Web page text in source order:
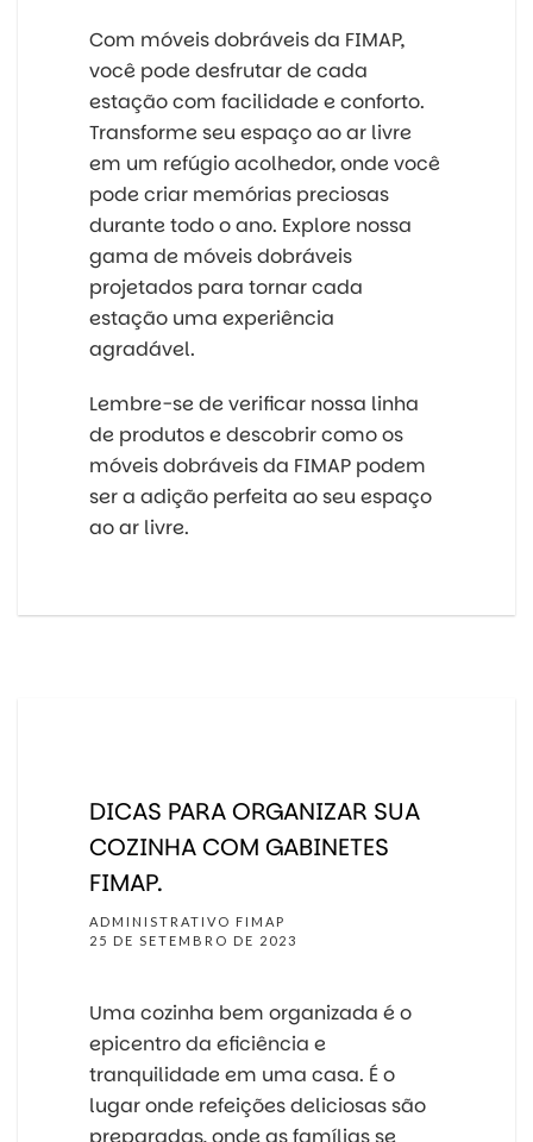
Com móveis dobráveis da FIMAP,
você pode desfrutar de cada
estação com facilidade e conforto.
Transforme seu espaço ao ar livre
em um refúgio acolhedor, onde você
pode criar memórias preciosas
durante todo o ano. Explore nossa
gama de móveis dobráveis
projetados para tornar cada
estação uma experiência
agradável.
Lembre-se de verificar nossa linha
de produtos e descobrir como os
móveis dobráveis da FIMAP podem
ser a adição perfeita ao seu espaço
ao ar livre.
DICAS PARA ORGANIZAR SUA
COZINHA COM GABINETES
FIMAP.
ADMINISTRATIVO FIMAP
25 DE SETEMBRO DE 2023
Uma cozinha bem organizada é o
epicentro da eficiência e
tranquilidade em uma casa. É o
lugar onde refeições deliciosas são
preparadas, onde as famílias se